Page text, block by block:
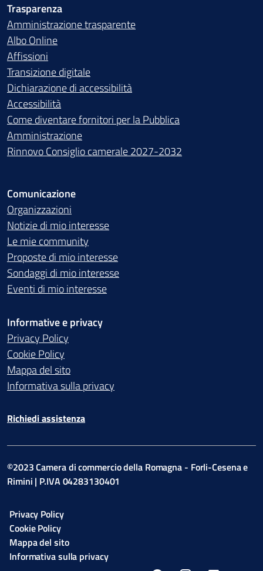
Trasparenza
Amministrazione trasparente
Albo Online
Affissioni
Transizione digitale
Dichiarazione di accessibilità
Accessibilità
Come diventare fornitori per la Pubblica
Amministrazione
Rinnovo Consiglio camerale 2027-2032
Comunicazione
Organizzazioni
Notizie di mio interesse
Le mie community
Proposte di mio interesse
Sondaggi di mio interesse
Eventi di mio interesse
Informative e privacy
Privacy Policy
Cookie Policy
Mappa del sito
Informativa sulla privacy
Richiedi assistenza
©2023 Camera di commercio della Romagna - Forli-Cesena e
Rimini | P.IVA 04283130401
Privacy Policy
Cookie Policy
Mappa del sito
Informativa sulla privacy